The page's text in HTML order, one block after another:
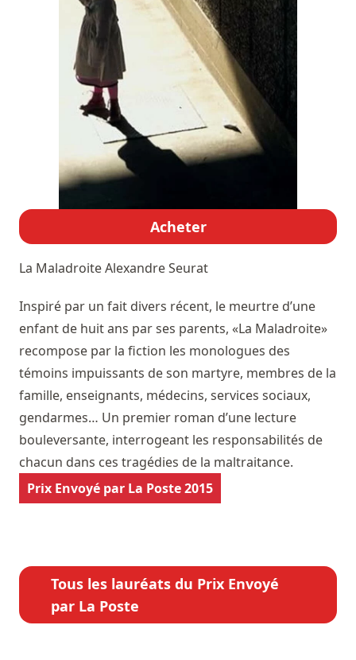
Acheter
La MaladroiteAlexandre Seurat
Inspiré par un fait divers récent, le meurtre d’une
enfant de huit ans par ses parents, «La Maladroite»
recompose par la fiction les monologues des
témoins impuissants de son martyre, membres de la
famille, enseignants, médecins, services sociaux,
gendarmes… Un premier roman d’une lecture
bouleversante, interrogeant les responsabilités de
chacun dans ces tragédies de la maltraitance.
Prix Envoyé par La Poste 2015
Tous les lauréats du Prix Envoyé
par La Poste